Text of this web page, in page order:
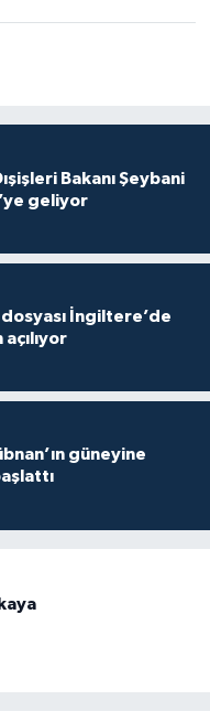
Bakanı Şeybani
geliyor
İngiltere’de
güneyine